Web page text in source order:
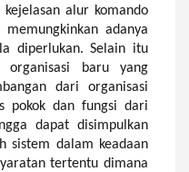
alur komando
adanya
diperlukan. Selain itu
baru yang
dari organisasi
pokok dan fungsi dari
dapat disimpulkan
sistem dalam keadaan
tertentu dimana